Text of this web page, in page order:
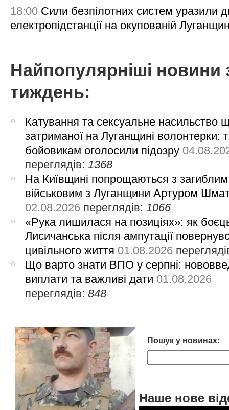
18:00 Сили безпілотних систем уразили
електропідстанції на окупованій
Найпопулярніші новини
тиждень:
Катування та сексуальне насильство
затриманої на Луганщині волонтерки:
бойовикам оголосили підозру
переглядів: 1368
На Київщині попрощаються з загиблим
військовим з Луганщини Артуром
02.08.2026 переглядів: 1066
«Рука лишилася на позиціях»: як
Лисичанська після ампутації
цивільного життя 01.08.2026
Що варто знати ВПО у серпні:
виплати та важливі дати 01.08.2026
переглядів:848
Пошук у новинах:
Наше нове